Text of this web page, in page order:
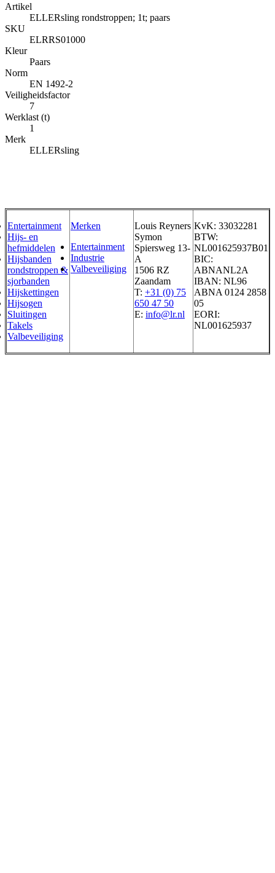
Artikel
ELLERsling rondstroppen; 1t; paars
SKU
ELRRS01000
Kleur
Paars
Norm
EN 1492-2
Veiligheidsfactor
7
Werklast (t)
1
Merk
ELLERsling
Entertainment
Hijs- en
hefmiddelen
Hijsbanden
rondstroppen &
sjorbanden
Hijskettingen
Hijsogen
Sluitingen
Takels
Valbeveiliging
Merken
Entertainment
Industrie
Valbeveiliging
Louis Reyners
Symon
Spiersweg 13-
A
1506 RZ
Zaandam
T: +31 (0) 75
650 47 50
E: info@lr.nl
KvK: 33032281
BTW:
NL001625937B01
BIC:
ABNANL2A
IBAN: NL96
ABNA 0124 2858
05
EORI:
NL001625937